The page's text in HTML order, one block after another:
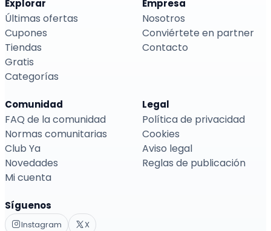
Explorar
Últimas ofertas
Cupones
Tiendas
Gratis
Categorías
Empresa
Nosotros
Conviértete en partner
Contacto
Comunidad
FAQ de la comunidad
Normas comunitarias
Club Ya
Novedades
Mi cuenta
Legal
Política de privacidad
Cookies
Aviso legal
Reglas de publicación
Síguenos
Instagram
X